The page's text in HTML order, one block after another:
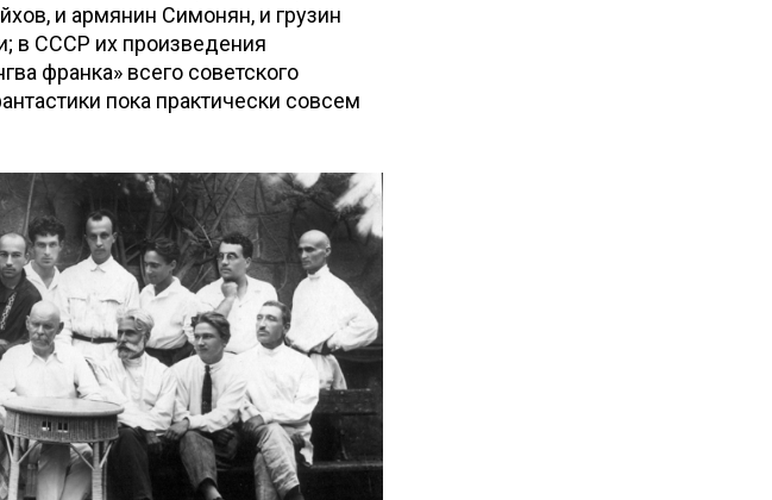
и армянин Симонян, и грузин
в СССР их произведения
франка» всего советского
пока практически совсем